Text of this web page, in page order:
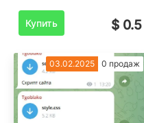
Купить $ 0.5
03.02.2025 0 продаж